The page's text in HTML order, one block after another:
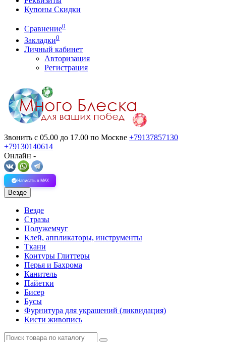
Купоны Скидки
Сравнение0
Закладки0
Личный кабинет
Авторизация
Регистрация
Звонить с 05.00 до 17.00 по Москве +79137857130
+79130140614
Онлайн -
Написать в MAX
Везде
Везде
Стразы
Полужемчуг
Клей, аппликаторы, инструменты
Ткани
Контуры Глиттеры
Перья и Бахрома
Канитель
Пайетки
Бисер
Бусы
Фурнитура для украшений (ликвидация)
Кисти живопись